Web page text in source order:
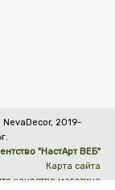
2019-
"НастАрт ВЕБ"
Карта сайта